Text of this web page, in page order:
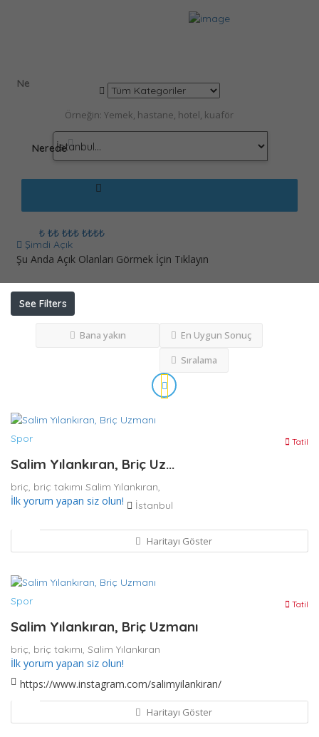
Ne
Nerede
₺ ₺₺ ₺₺₺ ₺₺₺₺
Şimdi Açık
Şu Anda Açık Olanları Görmek İçin Tıklayın
See Filters
Bana yakın
En Uygun Sonuç
Sıralama
Spor Tatil
Salim Yılankıran, Briç Uz...
briç, briç takımı Salim Yılankıran,
İlk yorum yapan siz olun! İstanbul
Haritayı Göster
Spor Tatil
Salim Yılankıran, Briç Uzmanı
briç, briç takımı, Salim Yılankıran
İlk yorum yapan siz olun!
https://www.instagram.com/salimyilankiran/
Haritayı Göster